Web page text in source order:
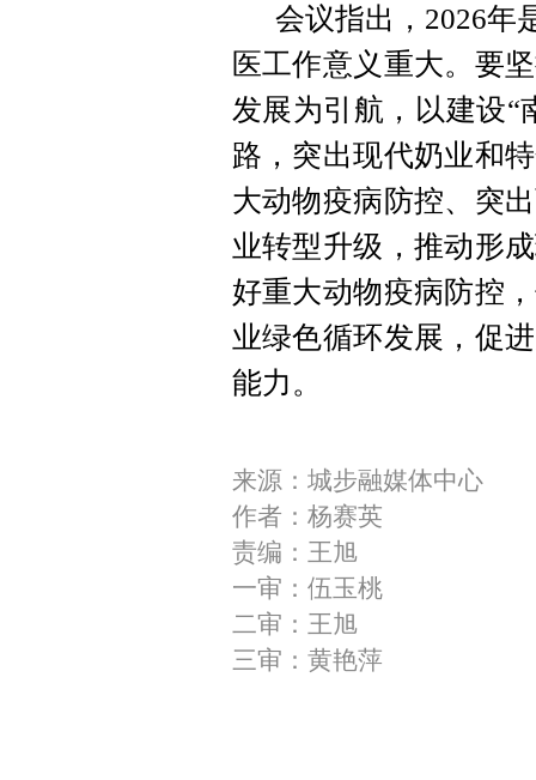
会议指出，2026年
医工作意义重大。要
发展为引航，以建设“
路，突出现代奶业和
大动物疫病防控、突
业转型升级，推动形
好重大动物疫病防控
业绿色循环发展，促
能力。
来源：城步融媒体中心
作者：杨赛英
责编：王旭
一审：伍玉桃
二审：王旭
三审：黄艳萍